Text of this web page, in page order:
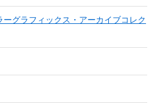
グラフィックス・アーカイブコレク